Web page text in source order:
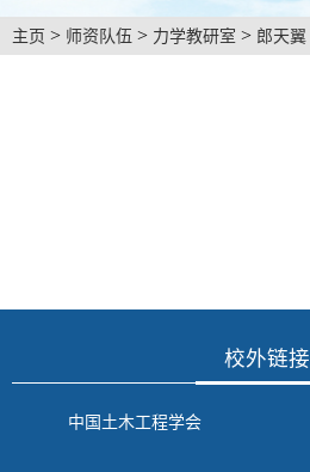
主页 > 师资队伍 > 力学教研室 > 郎天翼
校外链接
中国土木工程学会